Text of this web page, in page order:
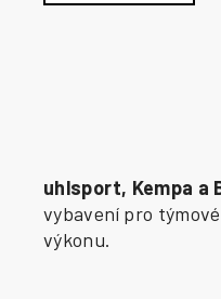
uhlsport, Kempa a
vybavení pro
výkonu.